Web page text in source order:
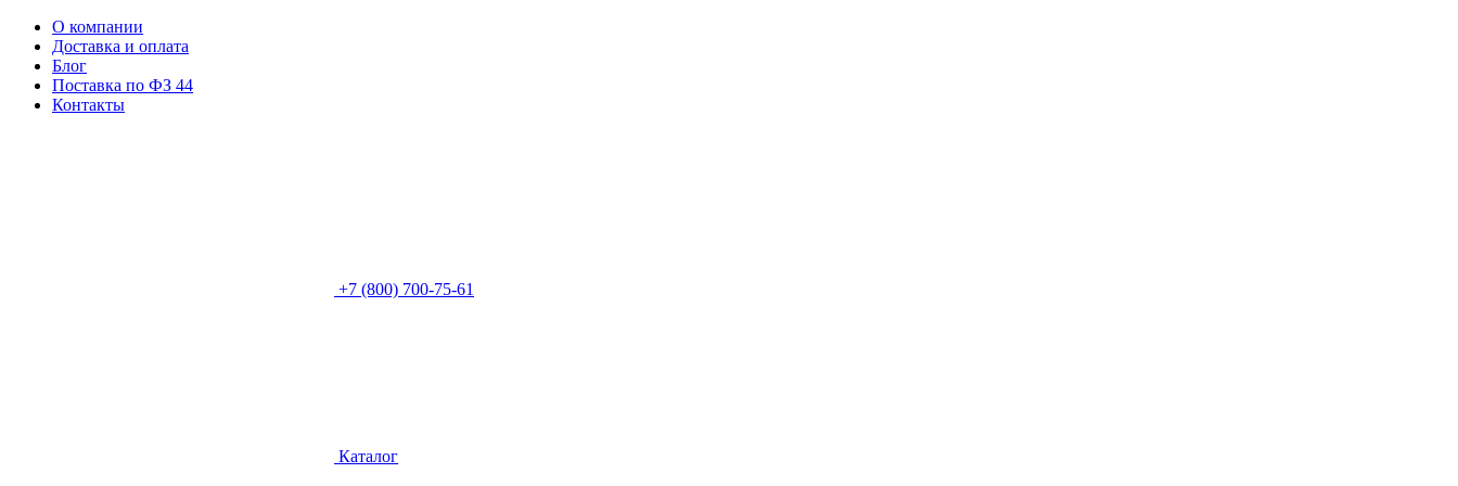
О компании
Доставка и оплата
Блог
Поставка по ФЗ 44
Контакты
+7 (800) 700-75-61
Каталог